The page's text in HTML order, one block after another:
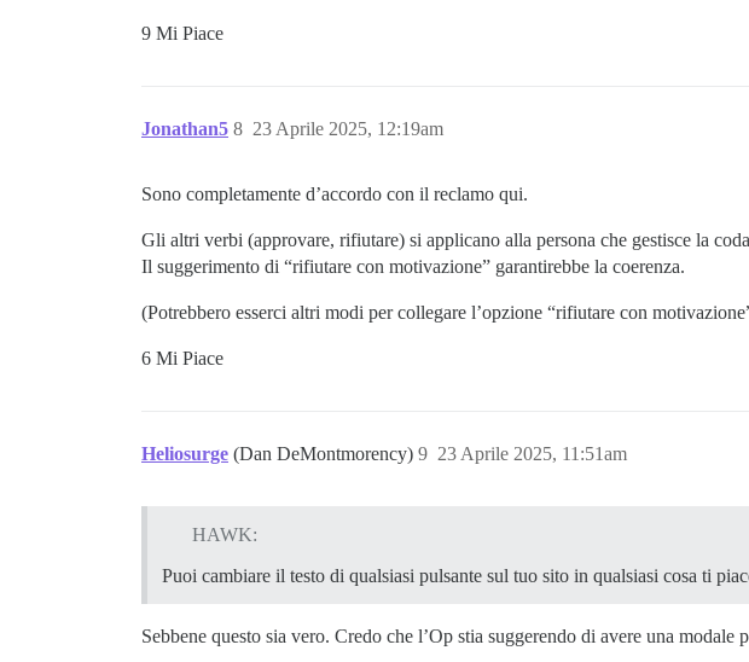
9 Mi Piace
Jonathan5 23 Aprile 2025, 12:19am
8
Sono completamente d’accordo con il reclamo qui.
Gli altri verbi (approvare, rifiutare) si applicano alla persona che gestisce la
Il suggerimento di “rifiutare con motivazione” garantirebbe la coerenza.
(Potrebbero esserci altri modi per collegare l’opzione “rifiutare con
6 Mi Piace
Heliosurge (Dan DeMontmorency) 23 Aprile 2025, 11:51am
9
HAWK:
Puoi cambiare il testo di qualsiasi pulsante sul tuo sito in qualsiasi cosa ti
Sebbene questo sia vero. Credo che l’Op stia suggerendo di avere una